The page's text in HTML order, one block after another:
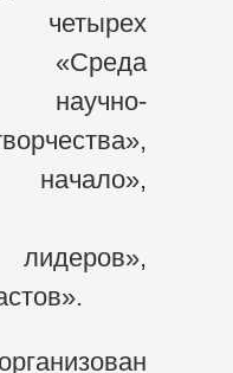
четырех
«Среда
лидеров»,